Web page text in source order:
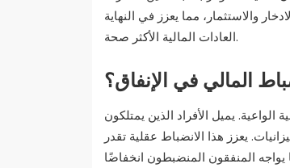
والاستثمار، مما يعزز في النهاية
العادات المالية الأكثر صحة.
المالي في الإنفاق؟
يميل الأفراد الذين يمتلكون
يعزز هذا الانضباط عقلية تقدر
يواجه المنفقون المنضبطون انخفاضًا